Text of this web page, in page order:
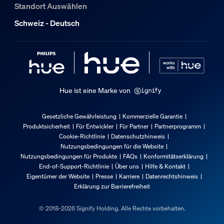
5 % <H<75 % (nicht kondensierend)
Betriebstemperatur
-20 °C bis 45 °C
Zusatzfunktion/Zubehör im
Farbwechsel (LED)
Vollständig witterungsbeständig
Lichteigenschaften
Standort Auswählen
Schweiz - Deutsch
Hue ist eine Marke von
Gesetzliche Gewährleistung
Kommerzielle Garantie
Produktsicherheit
Für Entwickler Für Partner
Partnerprogramm
Cookie-Richtlinie
Datenschutzhinweis
Nutzungsbedingungen für die Website
Nutzungsbedingungen für Produkte
FAQs
Konformitätserklärung
End-of-Support-Richtlinie
Über uns
Hilfe & Kontakt
Eigentümer der Website
Presse Karriere
Datenrechtshinweis
Erklärung zur Barrierefreiheit
© 2018-2026 Signify Holding. Alle Rechte vorbehalten.